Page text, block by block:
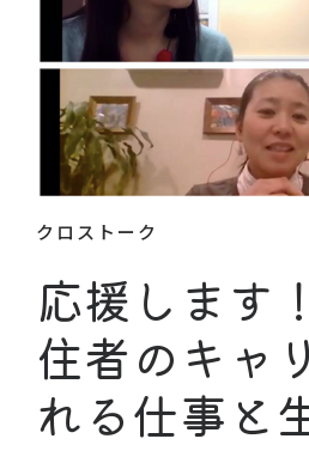
クロストーク
応援します
住者のキャ
れる仕事と